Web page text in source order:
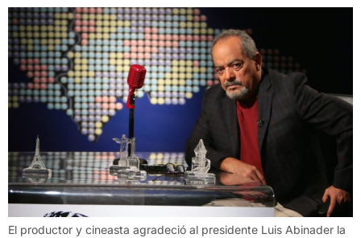
El productor y cineasta agradeció al presidente Luis Abinader la